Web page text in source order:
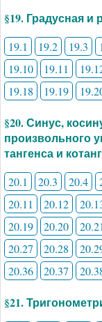
§19. Градусная и
19.1 19.2 19.3
19.10
19.11
19.18
19.19
§20. Синус,
произвольного
тангенса и
20.1 20.3 20.4
20.11
20.12
20.19
20.20 20.21
20.27
20.28
20.36
20.37
§21.